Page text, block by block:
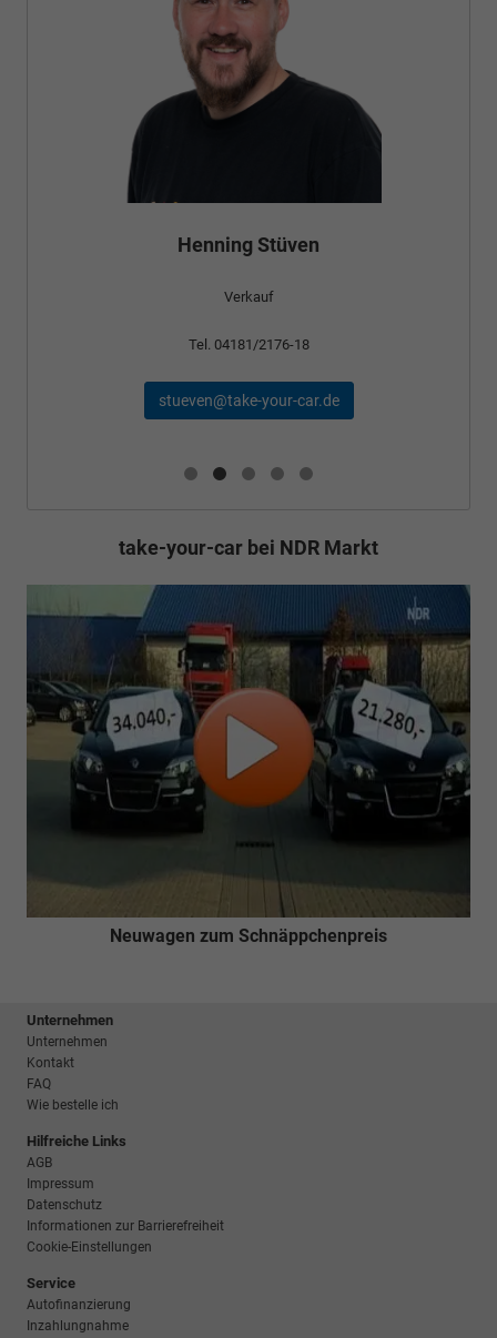
Henning Stüven
Verkauf
Tel. 04181/2176-18
stueven@take-your-car.de
take-your-car bei NDR Markt
Neuwagen zum Schnäppchenpreis
Unternehmen
Unternehmen
Kontakt
FAQ
Wie bestelle ich
Hilfreiche Links
AGB
Impressum
Datenschutz
Informationen zur Barrierefreiheit
Cookie-Einstellungen
Service
Autofinanzierung
Inzahlungnahme